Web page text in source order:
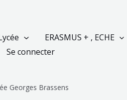
ERASMUS + , ECHE
Se connecter
Georges Brassens